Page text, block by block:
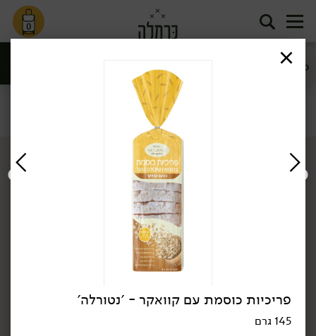
0
פריכיות, קרקרים ופירורי לחם
פירורי לחם
פריכיות, קרקרים ופירורי לחם/פריכיות
פריכיות תירס
פריכיות כוסמת עם קוואקר - ׳נטורלה׳
145 גרם